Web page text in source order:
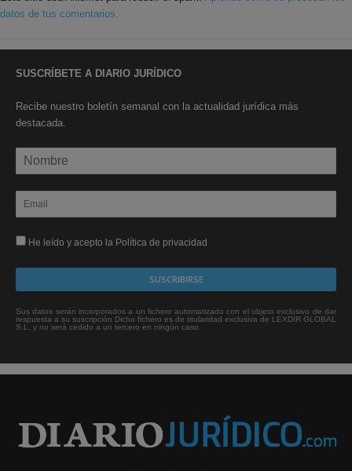
datos de tus comentarios.
SUSCRÍBETE A DIARIO JURÍDICO
Recibe nuestro boletín semanal con la actualidad jurídica más
destacada.
He leído y acepto la Política de privacidad
Sus datos serán incorporados a un fichero automatizado con el objeto exclusivo de dar
respuesta a su suscripción Dicho fichero es de titularidad exclusiva de LEXDIR GLOBAL
S.L. y no será cedido a un tercero en ningún caso.